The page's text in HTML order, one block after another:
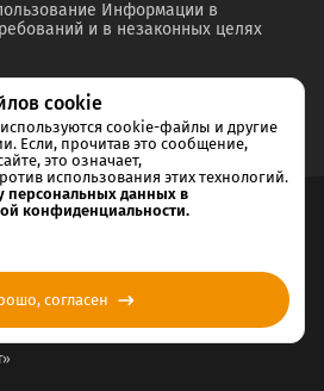
Информации в
и в незаконных целях
персональных данных
cookie
cookie-файлы и другие
Если, прочитав это сообщение,
это означает,
использования этих технологий.
персональных данных в
конфиденциальности.
согласен